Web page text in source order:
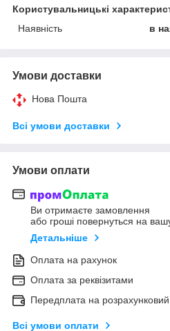
Користувальницькі
Наявність
в
Умови доставки
Нова Пошта
Всі умови доставки
Умови оплати
Ви отримаєте замовлення
або гроші повернуться на
Детальніше
Оплата на рахунок
Оплата за реквізитами
Передплата на
Всі умови оплати